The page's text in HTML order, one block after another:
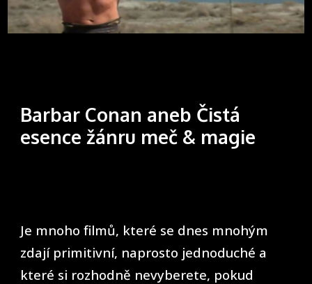
Barbar Conan aneb Čistá
esence žánru meč & magie
Je mnoho filmů, které se dnes mnohým
zdají primitivní, naprosto jednoduché a
které si rozhodně nevyberete, pokud